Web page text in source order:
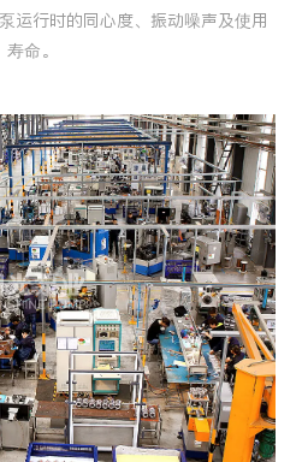
运行时的同心度、振动噪声及使用
寿命。